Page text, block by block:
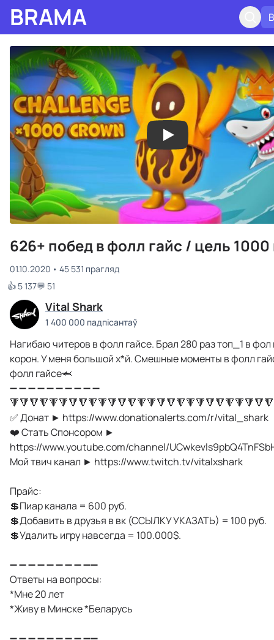
BRAMA
626+ побед в фолл гайс / цель
01.10.2020
45 531 прагляд
👍 5 137💬 51
Vital Shark
1 400 000 падпісантаў
Нагибаю читеров в фолл гайсе. Брал 280 раз топ_1 в фол
корон. У меня большой х*й. Смешные моменты в фолл
фолл гайсе🦈
➖ ➖ ➖ ➖ ➖ ➖ ➖ ➖ ➖ ➖
✅ Донат ► https://www.donationalerts.com/r/vital_shark
❤️ Стать Спонсором ►
https://www.youtube.com/channel/
Мой твич канал ► https://www.twitch.tv/vitalxshark
Прайс:
💲Пиар канала = 600 руб.
💲Добавить в друзья в вк (ССЫЛКУ УКАЗАТЬ) = 100 руб.
💲Удалить игру навсегда = 100.000$.
➖ ➖ ➖ ➖ ➖ ➖ ➖ ➖ ➖➖
Ответы на вопросы:
*Мне 20 лет
*Живу в Минске *Беларусь